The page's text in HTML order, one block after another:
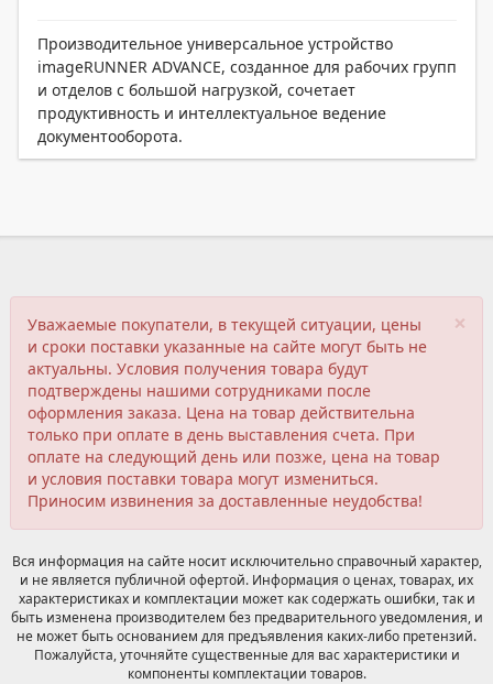
Производительное универсальное устройство
imageRUNNER ADVANCE, созданное для рабочих групп
и отделов с большой нагрузкой, сочетает
продуктивность и интеллектуальное ведение
документооборота.
×
Уважаемые покупатели, в текущей ситуации, цены
и сроки поставки указанные на сайте могут быть не
актуальны. Условия получения товара будут
подтверждены нашими сотрудниками после
оформления заказа. Цена на товар действительна
только при оплате в день выставления счета. При
оплате на следующий день или позже, цена на товар
и условия поставки товара могут измениться.
Приносим извинения за доставленные неудобства!
Вся информация на сайте носит исключительно справочный характер,
и не является публичной офертой. Информация о ценах, товарах, их
характеристиках и комплектации может как содержать ошибки, так и
быть изменена производителем без предварительного уведомления, и
не может быть основанием для предъявления каких-либо претензий.
Пожалуйста, уточняйте существенные для вас характеристики и
компоненты комплектации товаров.